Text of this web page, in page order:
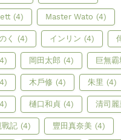
(4) Master Wato (4)
く (4) インリン (4)
岡田太郎 (4) 巨無霸
木戶修 (4) 朱里 (4)
樋口和貞 (4) 清司麗
戰記 (4) 豐田真奈美 (4)